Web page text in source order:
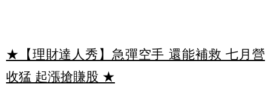
★【理財達人秀】急彈空手 還能補救 七月營
收猛 起漲搶賺股 ★